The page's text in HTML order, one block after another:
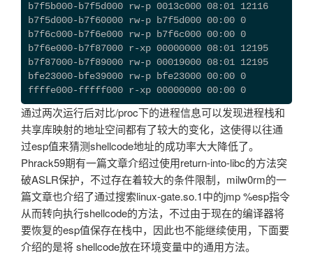
b7f5b000-b7f5d000 rw-p 0013c000 08:01 12116
b7f5d000-b7f60000 rw-p b7f5d000 00:00 0
b7f6c000-b7f6e000 rw-p b7f6c000 00:00 0
b7f6e000-b7f87000 r-xp 00000000 08:01 12195
b7f87000-b7f89000 rw-p 00019000 08:01 12195
bfe23000-bfe39000 rw-p bfe23000 00:00 0
ffffe000-fffff000 r-xp 00000000 00:00 0
通过两次运行后对比/proc下的进程信息可以发现进程栈和
共享库映射的地址空间都有了较大的变化，这使得以往通
过esp值来猜测shellcode地址的成功率大大降低了。
Phrack59期有一篇文章介绍过使用return-into-libc的方法突
破ASLR保护，不过存在着较大的条件限制，milw0rm的一
篇文章也介绍了通过搜索linux-gate.so.1中的jmp %esp指令
从而转向执行shellcode的方法，不过由于现在的编译器将
要恢复的esp值保存在栈中，因此也不能继续使用，下面要
介绍的是将 shellcode放在环境变量中的通用方法。